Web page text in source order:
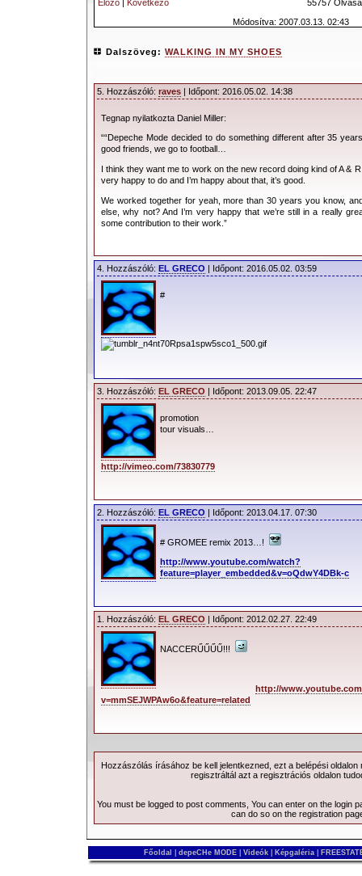
Előző Következő
55757
Módosítva: 2007.03.13. 02:43
Dalszöveg: WALKING IN MY SHOES
5. Hozzászóló: raves | Időpont: 2016.05.02. 14:38
Tegnap nyilatkozta Daniel Miller:
““Depeche Mode decided to do something different after 35
good friends, we go to football…
I think they want me to work on the new record doing kind of A &
very happy to do and I’m happy about that, it’s good.
We worked together for yeah, more than 30 years you know,
else, why not? And I’m very happy that we’re still in a really
some contribution to their work.”
4. Hozzászóló: EL GRECO | Időpont: 2016.05.02. 03:59
#
3. Hozzászóló: EL GRECO | Időpont: 2013.09.05. 22:47
promotion
tour visuals…
http://vimeo.com/73830779
2. Hozzászóló: EL GRECO | Időpont: 2013.04.17. 07:30
# GROMEE remix 2013…!
http://www.youtube.com/watch?
feature=player_embedded&v=oQdwY4DBk-c
1. Hozzászóló: EL GRECO | Időpont: 2012.02.27. 22:49
NACCERŰŰŰŰ!!!
http://
v=mmSEJWPAw6o&feature=related
Hozzászólás írásához be kell jelentkezned, ezt a belépésioldalon
regisztráltál azt a regisztrációs oldalon
You must be logged to post comments, You can enter on the login
can do so on the registration
Főoldal depeCHe MODE Videók Képgaléria